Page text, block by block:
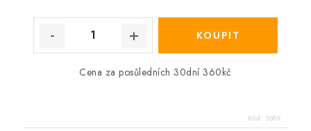
Cena za posůledních 30dní 360kč
Kód: 3689